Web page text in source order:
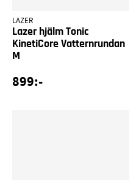
LAZER
Lazer hjälm Tonic
KinetiCore Vatternrundan
M
899:-